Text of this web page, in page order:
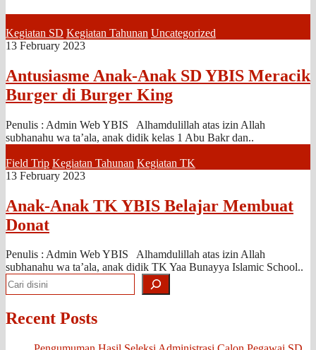
Kegiatan SD Kegiatan Tahunan Uncategorized
13 February 2023
Antusiasme Anak-Anak SD YBIS Meracik
Burger di Burger King
Penulis : Admin Web YBIS Alhamdulillah atas izin Allah
subhanahu wa ta’ala, anak didik kelas 1 Abu Bakr dan..
Field Trip Kegiatan Tahunan Kegiatan TK
13 February 2023
Anak-Anak TK YBIS Belajar Membuat
Donat
Penulis : Admin Web YBIS Alhamdulillah atas izin Allah
subhanahu wa ta’ala, anak didik TK Yaa Bunayya Islamic School..
Search
Recent Posts